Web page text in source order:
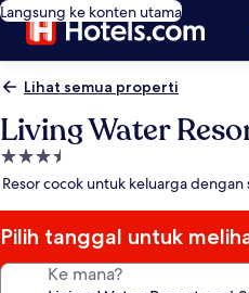
Langsung ke konten utama
Lihat semua properti
Living Water
Properti
bintang
Resor cocok untuk keluarga
Pilih tanggal untuk
Ke mana?